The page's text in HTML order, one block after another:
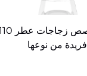
فريدة من نوعها